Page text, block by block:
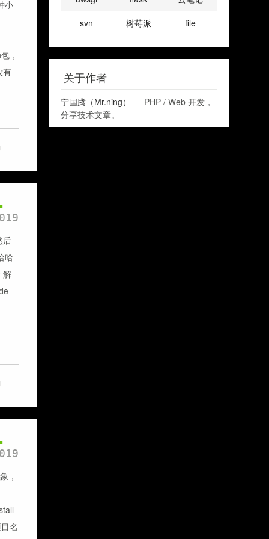
小
，
有
后
哈
解
，
名
svn
树莓派 file
关于作者
宁国腾（Mr.ning）
— PHP / Web 开发，
分享技术文章。